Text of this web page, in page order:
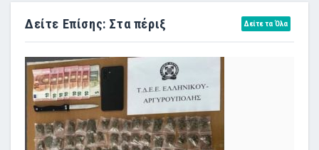
Δείτε Επίσης: Στα πέριξ Δείτε τα Όλα